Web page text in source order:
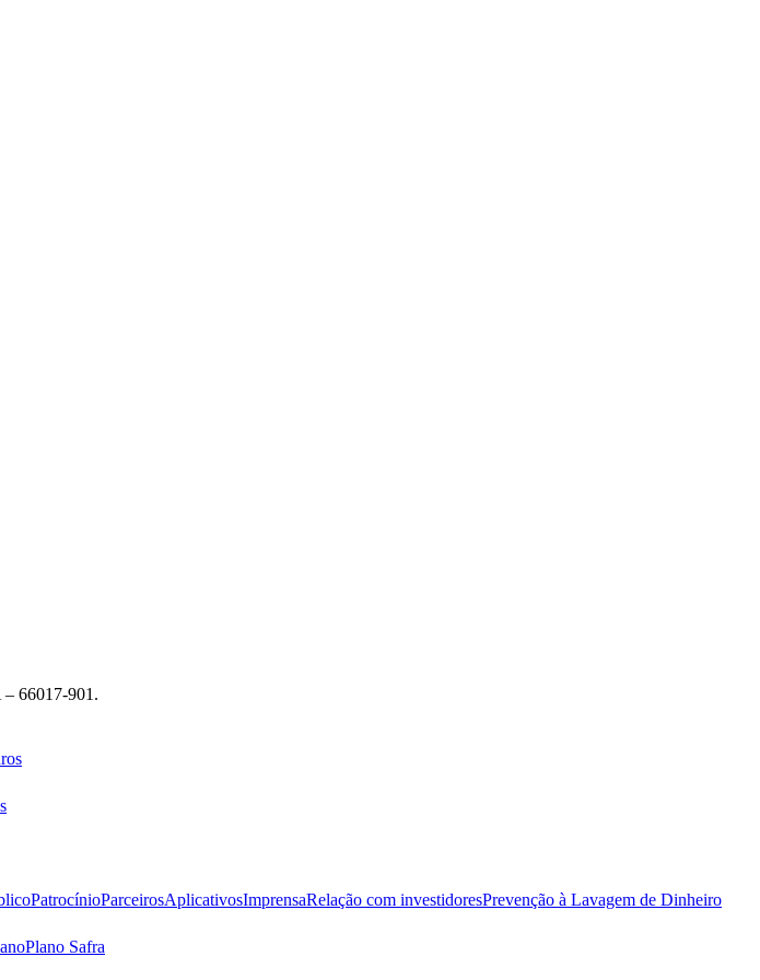
– 66017-901.
PatrocínioParceirosAplicativosImprensaRelação com investidoresPrevenção à Lavagem de Dinheiro
Plano Safra